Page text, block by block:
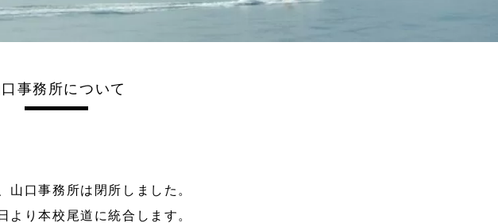
事務所について
山口事務所は閉所しました。
より本校尾道に統合します。